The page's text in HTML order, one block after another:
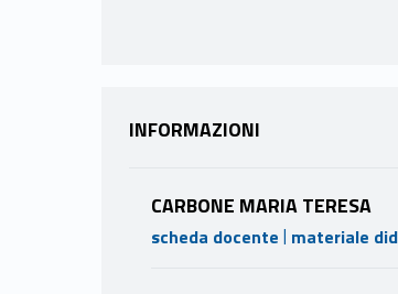
INFORMAZIONI
CARBONE MARIA TERESA
scheda docente | materiale